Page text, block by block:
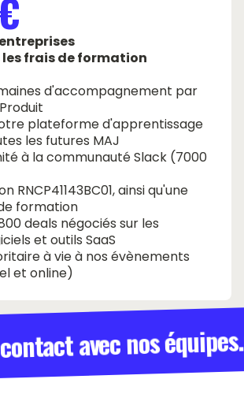
les frais de formation
d'accompagnement par
plateforme d'apprentissage
les futures MAJ
à la communauté Slack (7000
RNCP41143BC01, ainsi qu'une
formation
deals négociés sur les
et outils SaaS
à vie à nos évènements
et online)
avec nos équipes.